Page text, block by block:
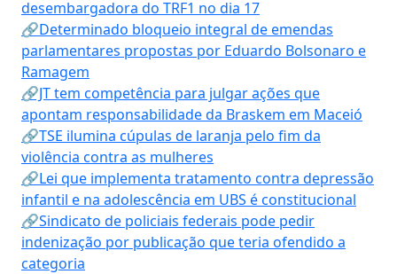
desembargadora do TRF1 no dia 17
🔗Determinado bloqueio integral de emendas
parlamentares propostas por Eduardo Bolsonaro e
Ramagem
🔗JT tem competência para julgar ações que
apontam responsabilidade da Braskem em Maceió
🔗TSE ilumina cúpulas de laranja pelo fim da
violência contra as mulheres
🔗Lei que implementa tratamento contra depressão
infantil e na adolescência em UBS é constitucional
🔗Sindicato de policiais federais pode pedir
indenização por publicação que teria ofendido a
categoria